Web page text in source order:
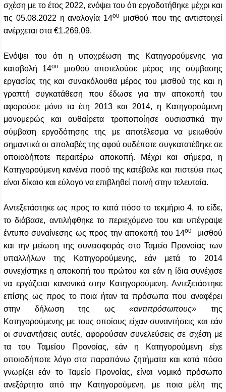
σχέση με το έτος 2022, ενόψει του ότι εργοδοτήθηκε μέχρι και
τις 05.08.2022 η αναλογία 14ου
μισθού που της αντιστοιχεί
ανέρχεται στα €1.269,09.
Ενόψει του ότι η υποχρέωση της Κατηγορούμενης για
καταβολή 14ου
μισθού αποτελούσε μέρος της σύμβασης
εργασίας της και συνακόλουθα μέρος του μισθού της και η
γραπτή συγκατάθεση που έδωσε για την αποκοπή του
αφορούσε μόνο τα έτη 2013 και 2014, η Κατηγορούμενη
μονομερώς και αυθαίρετα τροποποίησε ουσιαστικά την
σύμβαση εργοδότησης της με αποτέλεσμα να μειωθούν
σημαντικά οι απολαβές της αφού ουδέποτε συγκατατέθηκε σε
οποιαδήποτε περαιτέρω αποκοπή. Μέχρι και σήμερα, η
Κατηγορούμενη κανένα ποσό της κατέβαλε και πιστεύει πως
είναι δίκαιο και εύλογο να επιβληθεί ποινή στην τελευταία.
Αντεξετάστηκε ως προς το κατά πόσο το τεκμήριο 4, το είδε,
το διάβασε, αντιλήφθηκε το περιεχόμενο του και υπέγραψε
έντυπο συναίνεσης ως προς την αποκοπή του 14ου
μισθού
και την μείωση της συνεισφοράς στο Ταμείο Προνοίας των
υπαλλήλων της Κατηγορούμενης, εάν μετά το 2014
συνεχίστηκε η αποκοπή του πρώτου και εάν η ίδια συνέχισε
να εργάζεται κανονικά στην Κατηγορούμενη. Αντεξετάστηκε
επίσης ως προς το ποια ήταν τα πρόσωπα που αναφέρει
στην δήλωση της ως«αντιπρόσωπους» της
Κατηγορούμενης με τους οποίους είχαν συναντήσεις και εάν
οι συναντήσεις αυτές, αφορούσαν συνελεύσεις σε σχέση με
τα του Ταμείου Προνοίας, εάν η Κατηγορούμενη είχε
οποιοδήποτε λόγο στα παραπάνω ζητήματα και κατά πόσο
γνωρίζει εάν το Ταμείο Προνοίας, είναι νομικό πρόσωπο
ανεξάρτητο από την Κατηγορούμενη, με ποια μέλη της